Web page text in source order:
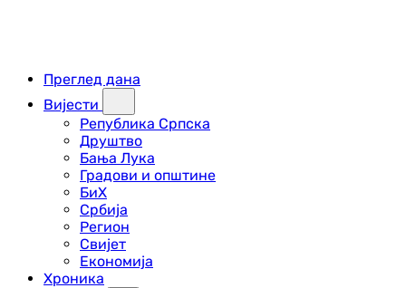
Преглед дана
Вијести
Република Српска
Друштво
Бања Лука
Градови и општине
БиХ
Србија
Регион
Свијет
Економија
Хроника